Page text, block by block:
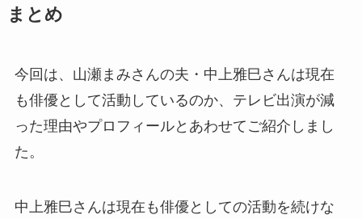
まとめ
今回は、山瀬まみさんの夫・中上雅巳さんは現在
も俳優として活動しているのか、テレビ出演が減
った理由やプロフィールとあわせてご紹介しまし
た。
中上雅巳さんは現在も俳優としての活動を続けな